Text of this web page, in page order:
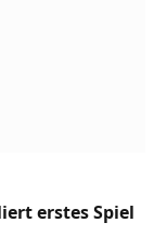
erstes Spiel